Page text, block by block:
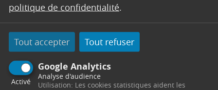
politique de confidentialité.
Tout accepter Tout refuser
Google Analytics
Activé
Analyse d'audience
Utilisation: Les cookies statistiques aident les
FESTIVAL JAZZ DES
CINQ CONTINENTS –
THOMAS LAFFONT